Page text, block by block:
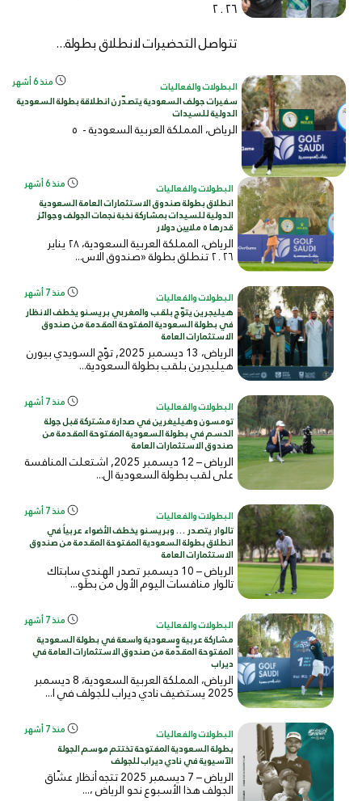
٢٠٢٦
تتواصل التحضيرات لانطلاق بطولة...
البطولات والفعاليات منذ 6 أشهر
سفيرات جولف السعودية يتصدّرن انطلاقة بطولة السعودية
الدولية للسيدات
الرياض، المملكة العربية السعودية - ٥
البطولات والفعاليات منذ 6 أشهر
انطلاق بطولة صندوق الاستثمارات العامة السعودية
الدولية للسيدات بمشاركة نخبة نجمات الجولف وجوائز
قدرها ٥ ملايين دولار
الرياض، المملكة العربية السعودية، ٢٨ يناير
٢٠٢٦ تنطلق بطولة «صندوق الاس...
البطولات والفعاليات منذ 7 أشهر
هيليجرين يتوّج بلقب والمغربي بريسنو يخطف الانظار
في بطولة السعودية المفتوحة المقدمة من صندوق
الاستثمارات العامة
الرياض، 13 ديسمبر 2025, توّج السويدي بيورن
هيليجرين بلقب بطولة السعودية...
البطولات والفعاليات منذ 7 أشهر
تومسون وهيليغرين في صدارة مشتركة قبل جولة
الحسم في بطولة السعودية المفتوحة المقدمة من
صندوق الاستثمارات العامة
الرياض – 12 ديسمبر 2025, اشتعلت المنافسة
على لقب بطولة السعودية ال...
البطولات والفعاليات منذ 7 أشهر
تالوار يتصدر … وبريسنو يخطف الأضواء عربياً في
انطلاق بطولة السعودية المفتوحة المقدمة من صندوق
الاستثمارات العامة
الرياض – 10 ديسمبر تصدر الهندي سابتاك
تالوار منافسات اليوم الأول من بطو...
البطولات والفعاليات منذ 7 أشهر
مشاركة عربية وسعودية واسعة في بطولة السعودية
المفتوحة المقدّمة من صندوق الاستثمارات العامة في
ديراب
الرياض، المملكة العربية السعودية، 8 ديسمبر
2025 يستضيف نادي ديراب للجولف في ا...
البطولات والفعاليات منذ 7 أشهر
بطولة السعودية المفتوحة تختتم موسم الجولة
الآسيوية في نادي ديراب للجولف
الرياض – 7 ديسمبر 2025 تتجه أنظار عشّاق
الجولف هذا الأسبوع نحو الرياض ،...